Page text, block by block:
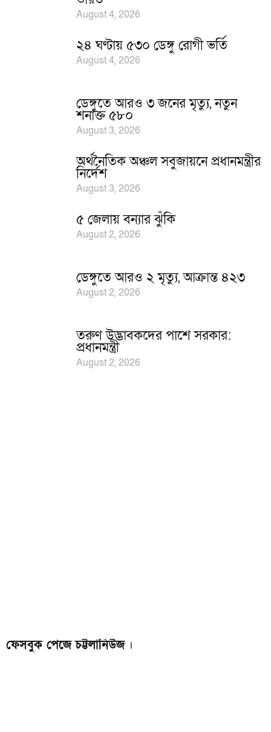
August 4, 2026
২৪ ঘণ্টায় ৫৩০ ডেঙ্গু রোগী ভর্তি
August 4, 2026
ডেঙ্গুতে আরও ৩ জনের মৃত্যু, নতুন
শনাক্ত ৫৮০
August 3, 2026
অর্থনৈতিক অঞ্চল সবুজায়নে প্রধানমন্ত্রীর
নির্দেশ
August 3, 2026
৫ জেলায় বন্যার ঝুঁকি
August 2, 2026
ডেঙ্গুতে আরও ২ মৃত্যু, আক্রান্ত ৪২৩
August 2, 2026
তরুণ উদ্ভাবকদের পাশে সরকার:
প্রধানমন্ত্রী
August 2, 2026
ফেসবুক পেজে চট্টলানিউজ ।